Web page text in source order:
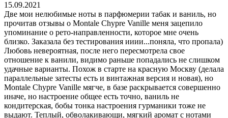
15.09.2021
Две мои нелюбимые ноты в парфюмерии табак и ваниль, но
прочитав отзывы о Montale Chypre Vanille меня зацепило
упоминание о рето-направленности, которое мне очень
близко. Заказала без тестирования ииии...поняла, что пропала)
Любовь невероятная, после него пересмотрела свое
отношение к ванили, видимо раньше попадались не слишком
удачные варианты. Похож в старте на красную Москву (делала
параллельные затесты есть и винтажная версия и новая), но
Montale Chypre Vanille мягче, в базе раскрывается совершенно
иначе, но настроение общее есть точно, ваниль не
кондитерская, бобы тонка настроения гурманики тоже не
выдают. Теплый, обволакивающи, мягкий аромат с нотами